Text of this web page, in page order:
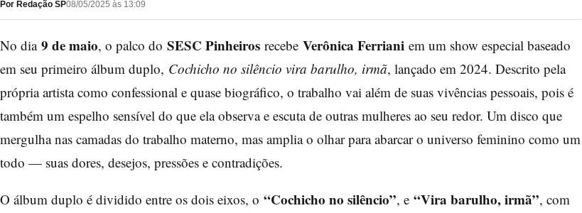
Por Redação SP08/05/2025 às 13:09
No dia 9 de maio, o palco do SESC Pinheiros recebe Verônica Ferriani em um show especial baseado
em seu primeiro álbum duplo, Cochicho no silêncio vira barulho, irmã, lançado em 2024. Descrito pela
própria artista como confessional e quase biográfico, o trabalho vai além de suas vivências pessoais, pois é
também um espelho sensível do que ela observa e escuta de outras mulheres ao seu redor. Um disco que
mergulha nas camadas do trabalho materno, mas amplia o olhar para abarcar o universo feminino como um
todo — suas dores, desejos, pressões e contradições.
O álbum duplo é dividido entre os dois eixos, o “Cochicho no silêncio”, e “Vira barulho, irmã”, com